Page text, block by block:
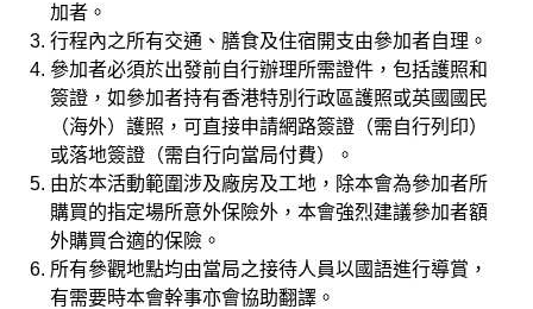
加者。
行程內之所有交通、膳食及住宿開支由參加者自理。
參加者必須於出發前自行辦理所需證件，包括護照和
簽證，如參加者持有香港特別行政區護照或英國國民
（海外）護照，可直接申請網路簽證（需自行列印）
或落地簽證（需自行向當局付費）。
由於本活動範圍涉及廠房及工地，除本會為參加者所
購買的指定場所意外保險外，本會強烈建議參加者額
外購買合適的保險。
所有參觀地點均由當局之接待人員以國語進行導賞，
有需要時本會幹事亦會協助翻譯。